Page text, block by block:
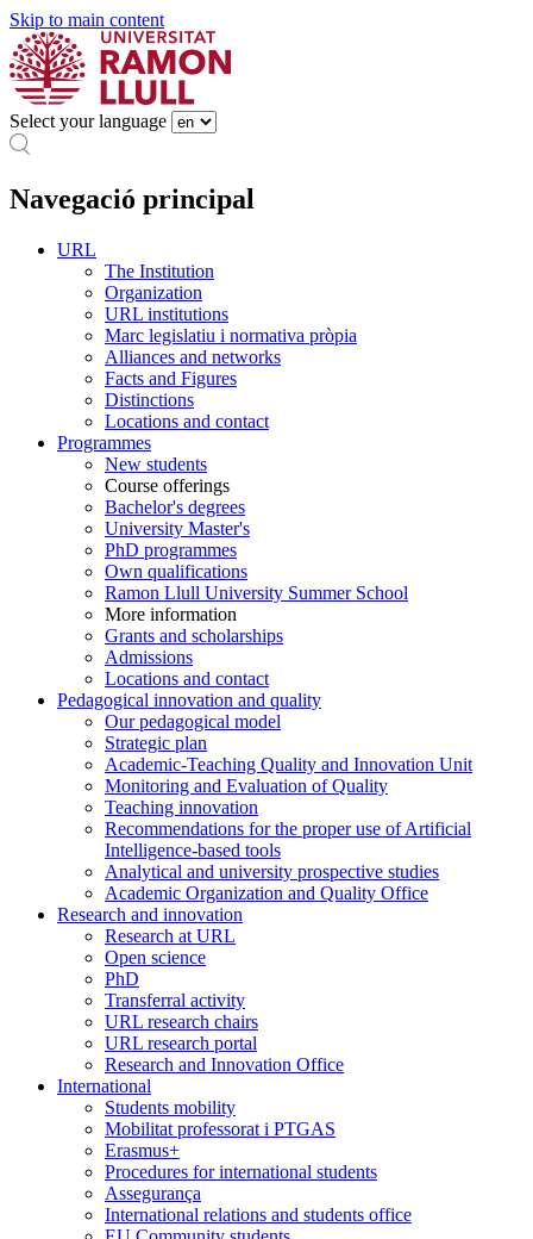
Skip to main content
Select your language
Navegació principal
URL
The Institution
Organization
URL institutions
Marc legislatiu i normativa pròpia
Alliances and networks
Facts and Figures
Distinctions
Locations and contact
Programmes
New students
Course offerings
Bachelor's degrees
University Master's
PhD programmes
Own qualifications
Ramon Llull University Summer School
More information
Grants and scholarships
Admissions
Locations and contact
Pedagogical innovation and quality
Our pedagogical model
Strategic plan
Academic-Teaching Quality and Innovation Unit
Monitoring and Evaluation of Quality
Teaching innovation
Recommendations for the proper use of Artificial
Intelligence-based tools
Analytical and university prospective studies
Academic Organization and Quality Office
Research and innovation
Research at URL
Open science
PhD
Transferral activity
URL research chairs
URL research portal
Research and Innovation Office
International
Students mobility
Mobilitat professorat i PTGAS
Erasmus+
Procedures for international students
Assegurança
International relations and students office